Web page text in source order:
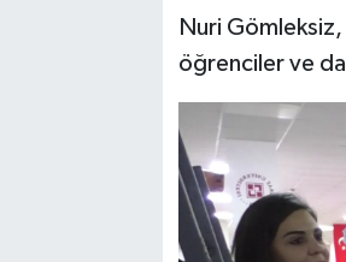
Nuri
öğrenciler ve